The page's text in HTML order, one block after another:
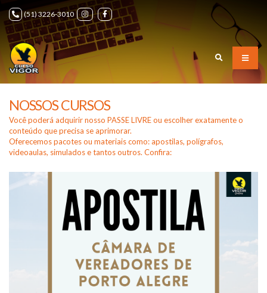
(51) 3226-3010
NOSSOS CURSOS
Você poderá adquirir nosso PASSE LIVRE ou escolher exatamente o
conteúdo que precisa se aprimorar.
Oferecemos pacotes ou materiais como: apostilas, polígrafos,
videoaulas, simulados e tantos outros. Confira: